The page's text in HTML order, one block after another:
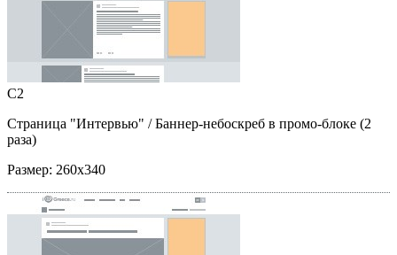
C2
Страница "Интервью" / Баннер-небоскреб в промо-блоке (2
раза)
Размер: 260x340